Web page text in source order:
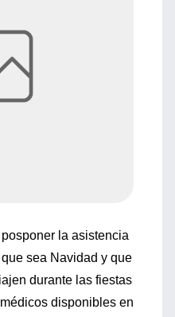
la asistencia
sea Navidad y que
durante las fiestas
disponibles en